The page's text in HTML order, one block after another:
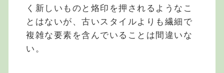
く新しいものと烙印を押されるようなこ
とはないが、古いスタイルよりも繊細で
複雑な要素を含んでいることは間違いな
い。